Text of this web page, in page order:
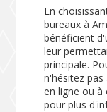
En
bureaux à
bénéficient
leur
principale.
n'hésitez
en ligne ou à
pour plus